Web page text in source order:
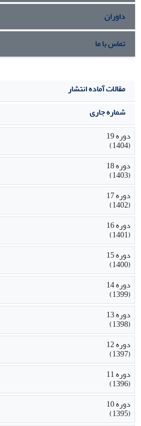
[3]. Keyes
داوران
تماس با ما
مقالات آماده انتشار
شماره جاری
دوره 19
(1404)
دوره 18
(1403)
دوره 17
(1402)
دوره 16
(1401)
دوره 15
(1400)
دوره 14
(1399)
دوره 13
(1398)
دوره 12
(1397)
دوره 11
(1396)
دوره 10
(1395)